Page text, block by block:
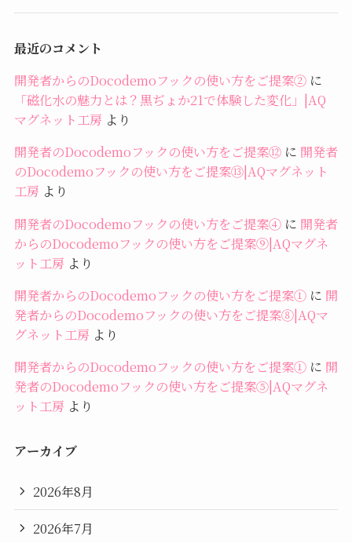
最近のコメント
開発者からのDocodemoフックの使い方をご提案②に
「磁化水の魅力とは？黒ぢょか21で体験した変化」|AQ
マグネット工房 より
開発者のDocodemoフックの使い方をご提案⑫に 開発者
のDocodemoフックの使い方をご提案⑬|AQマグネット
工房 より
開発者のDocodemoフックの使い方をご提案④に 開発者
からのDocodemoフックの使い方をご提案⑨|AQマグネ
ット工房 より
開発者からのDocodemoフックの使い方をご提案①に 開
発者からのDocodemoフックの使い方をご提案⑧|AQマ
グネット工房 より
開発者からのDocodemoフックの使い方をご提案①に 開
発者のDocodemoフックの使い方をご提案⑤|AQマグネ
ット工房 より
アーカイブ
2026年8月
2026年7月